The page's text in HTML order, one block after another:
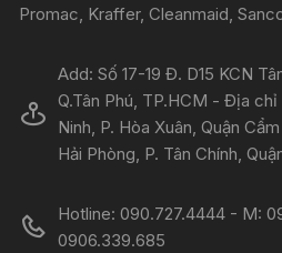
Promac, Kraffer, Cleanmaid,
Add: Số 17-19 Đ. D15 KCN
Q.Tân Phú, TP.HCM - Địa
Ninh, P. Hòa Xuân, Quận
Hải Phòng, P. Tân Chính,
Hotline: 090.727.4444 - M:
0906.339.685